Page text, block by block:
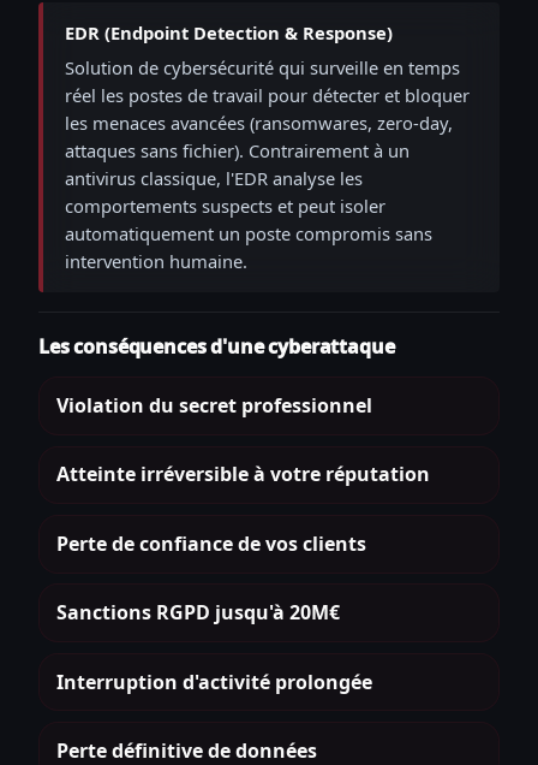
EDR (Endpoint Detection & Response)
Solution de cybersécurité qui surveille en temps
réel les postes de travail pour détecter et bloquer
les menaces avancées (ransomwares, zero-day,
attaques sans fichier). Contrairement à un
antivirus classique, l'EDR analyse les
comportements suspects et peut isoler
automatiquement un poste compromis sans
intervention humaine.
Les conséquences d'une cyberattaque
Violation du secret professionnel
Atteinte irréversible à votre réputation
Perte de confiance de vos clients
Sanctions RGPD jusqu'à 20M€
Interruption d'activité prolongée
Perte définitive de données